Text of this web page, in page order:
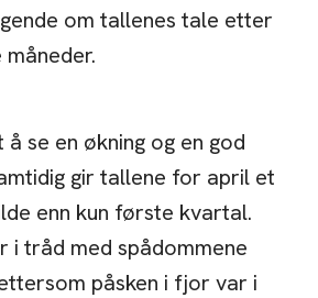
om tallenes tale etter
se en økning og en god
gir tallene for april et
enn kun første kvartal.
i tråd med spådommene
påsken i fjor var i